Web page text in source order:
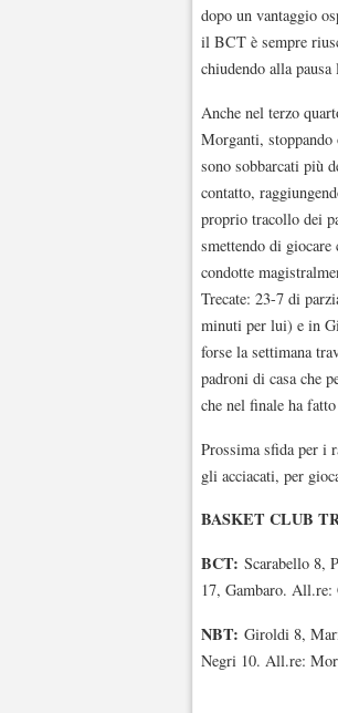
dopo un vantaggio
il BCT è sempre
chiudendo alla
Anche nel terzo
Morganti, stoppando
sono sobbarcati più
contatto,
proprio tracollo dei
smettendo di
condotte
Trecate: 23-7 di
minuti per lui) e in
forse la settimana
padroni di casa che
che nel finale ha
Prossima sfida per i
gli acciacati, per
BASKET CLUB
BCT: Scarabello 8,
17, Gambaro. All.re:
NBT: Giroldi 8,
Negri 10. All.re: